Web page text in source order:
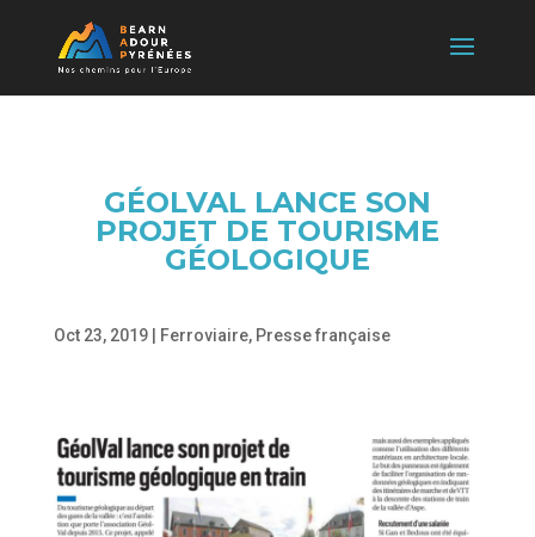
GÉOLVAL LANCE SON
PROJET DE TOURISME
GÉOLOGIQUE
Oct 23, 2019| Ferroviaire, Presse française